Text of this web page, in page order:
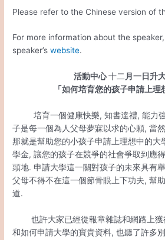
Please refer to the Chinese version of
For more information about the
speaker’swebsite.
活動中心 十二月一日升
「如何培育您的孩子申請上理
培育一個健康快樂, 知書達禮, 能力強
子是每一個為人父母夢寐以求的心願, 當
那就是幫助您的小孩子申請上理想中的大
學金, 讓您的孩子在競爭的社會爭取到應
頭地. 申請大學這一關對孩子的未來具有
父母不得不在這一個節骨眼上下功夫, 幫
道.
也許大家已經從報章雜誌和網路上獲
和如何申請大學的寶貴資料, 也聽了許多